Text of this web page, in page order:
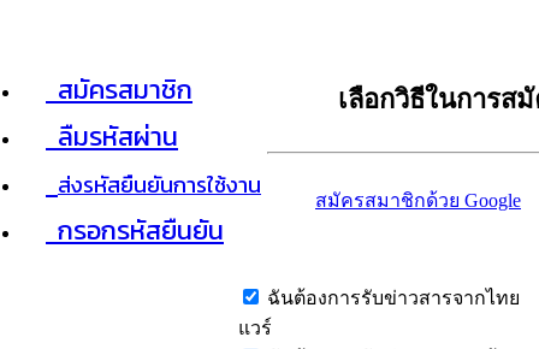
สมัครสมาชิก
ลืมรหัสผ่าน
ส่งรหัสยืนยันการใช้งาน
กรอกรหัสยืนยัน
เลือกวิธีในการส
สมัครสมาชิกด้วย Google
ฉันต้องการรับข่าวสารจากไทย
แวร์